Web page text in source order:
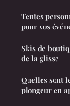
Tentes
pour vos
Skis de
de la glisse
Quelles sont
plongeur en